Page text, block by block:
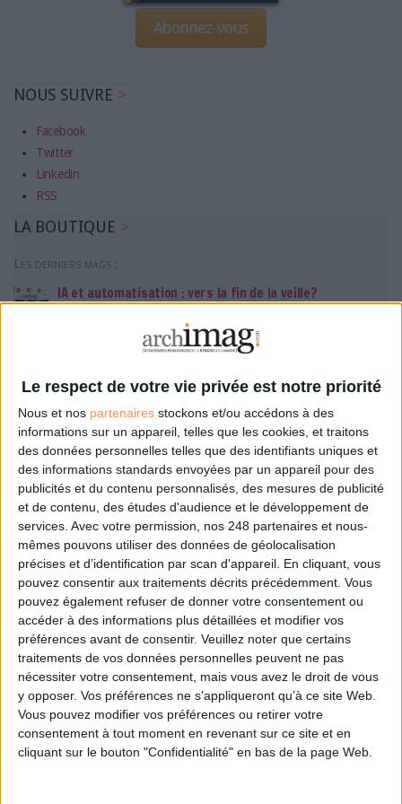
Le respect de votre vie privée est notre priorité
Nous et nos partenaires stockons et/ou accédons à des
informations sur un appareil, telles que les cookies, et traitons
des données personnelles telles que des identifiants uniques et
des informations standards envoyées par un appareil pour des
publicités et du contenu personnalisés, des mesures de publicité
et de contenu, des études d'audience et le développement de
services. Avec votre permission, nos 248 partenaires et nous-
mêmes pouvons utiliser des données de géolocalisation
précises et d’identification par scan d'appareil. En cliquant, vous
pouvez consentir aux traitements décrits précédemment. Vous
pouvez également refuser de donner votre consentement ou
accéder à des informations plus détaillées et modifier vos
préférences avant de consentir. Veuillez noter que certains
traitements de vos données personnelles peuvent ne pas
nécessiter votre consentement, mais vous avez le droit de vous
y opposer. Vos préférences ne s'appliqueront qu’à ce site Web.
Vous pouvez modifier vos préférences ou retirer votre
consentement à tout moment en revenant sur ce site et en
cliquant sur le bouton "Confidentialité" en bas de la page Web.
Abonnez-vous
NOUS SUIVRE
Facebook
Twitter
Linkedin
RSS
LA BOUTIQUE
Les derniers mags :
IA et automatisation : vers la fin de la veille?
Bibliothèques : comment survivre face aux pressions?
DSI du secteur public : le pivot de la transformation
Les derniers guides :
IA génératives : cas d’usage et retours d’expérience
Archivage physique et électronique : enjeux, méthodes et
outils
Stratégie data : tirez profit de l’intelligence des
données
LES DERNIÈRES PARUTIONS